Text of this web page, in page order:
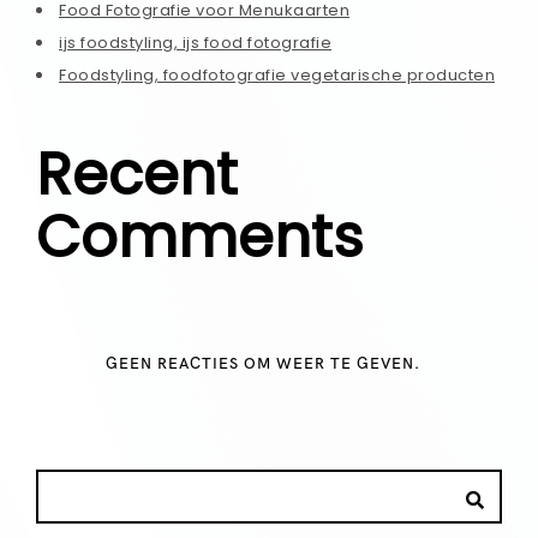
Food Fotografie voor Menukaarten
ijs foodstyling, ijs food fotografie
Foodstyling, foodfotografie vegetarische producten
Recent
Comments
GEEN REACTIES OM WEER TE GEVEN.